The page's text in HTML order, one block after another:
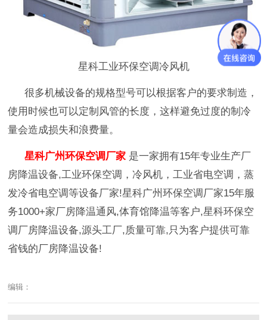
星科工业环保空调冷风机
很多机械设备的规格型号可以根据客户的要求制造，
使用时候也可以定制风管的长度，这样避免过度的制冷
量会造成损失和浪费量。
星科广州环保空调厂家 是一家拥有15年专业生产厂
房降温设备,工业环保空调，冷风机，工业省电空调，蒸
发冷省电空调等设备厂家!星科广州环保空调厂家15年服
务1000+家厂房降温通风,体育馆降温等客户,星科环保空
调厂房降温设备,源头工厂,质量可靠,只为客户提供可靠
省钱的厂房降温设备!
编辑：